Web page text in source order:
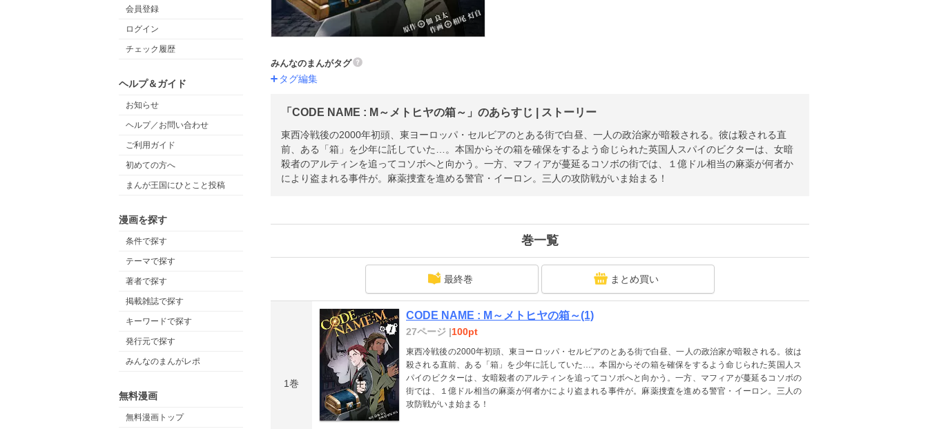
会員登録
ログイン
チェック履歴
ヘルプ＆ガイド
お知らせ
ヘルプ／お問い合わせ
ご利用ガイド
初めての方へ
まんが王国にひとこと投稿
漫画を探す
条件で探す
テーマで探す
著者で探す
掲載雑誌で探す
キーワードで探す
発行元で探す
みんなのまんがレポ
無料漫画
無料漫画トップ
みんなのまんがタグ
タグ編集
「CODE NAME : M～メトヒヤの箱～」のあらすじ | ストーリー
東西冷戦後の2000年初頭、東ヨーロッパ・セルビアのとある街で白昼、一人の政治家が暗殺される。彼は殺される直
前、ある「箱」を少年に託していた…。本国からその箱を確保をするよう命じられた英国人スパイのビクターは、女暗
殺者のアルティンを追ってコソボへと向かう。一方、マフィアが蔓延るコソボの街では、１億ドル相当の麻薬が何者か
により盗まれる事件が。麻薬捜査を進める警官・イーロン。三人の攻防戦がいま始まる！
巻一覧
最終巻 まとめ買い
1巻
CODE NAME : M～メトヒヤの箱～(1)
27ページ |100pt
東西冷戦後の2000年初頭、東ヨーロッパ・セルビアのとある街で白昼、一人の政治家が暗殺される。彼は
殺される直前、ある「箱」を少年に託していた…。本国からその箱を確保をするよう命じられた英国人ス
パイのビクターは、女暗殺者のアルティンを追ってコソボへと向かう。一方、マフィアが蔓延るコソボの
街では、１億ドル相当の麻薬が何者かにより盗まれる事件が。麻薬捜査を進める警官・イーロン。三人の
攻防戦がいま始まる！